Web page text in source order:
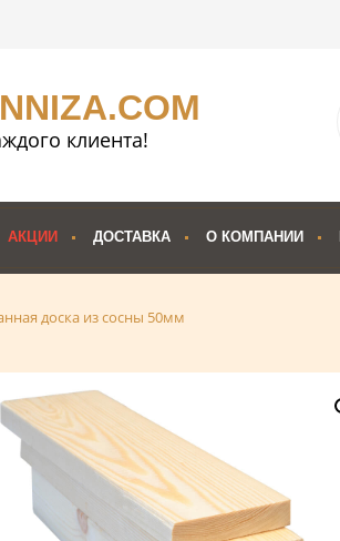
клиента!
АКЦИИ ДОСТАВКА О КОМПАНИИ
доска из сосны 50мм